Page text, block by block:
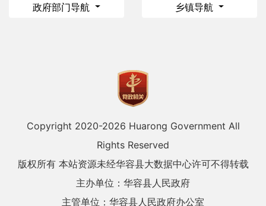
政府部门导航 乡镇导航
Copyright 2020-2026 Huarong Government All
Rights Reserved
版权所有 本站资源未经华容县大数据中心许可不得转载
主办单位：华容县人民政府
主管单位：华容县人民政府办公室